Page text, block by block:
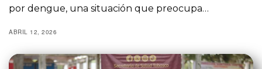
por dengue, una situación que preocupa…
ABRIL 12, 2026